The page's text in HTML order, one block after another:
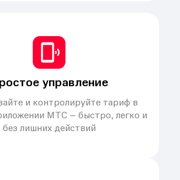
управление
и контролируйте тариф в
МТС – быстро, легко и
без лишних действий